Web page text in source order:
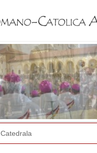
Catedrala